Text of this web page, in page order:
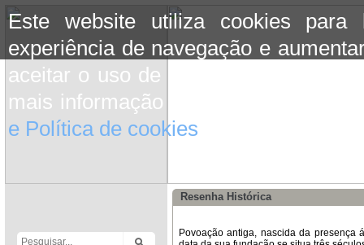
Este website utiliza cookies para
experiência de navegação e
aceitar o uso de cookies basta
mais informação consulte a
e Política de cookies
Resenha Histórica
Povoação antiga, nascida da presença